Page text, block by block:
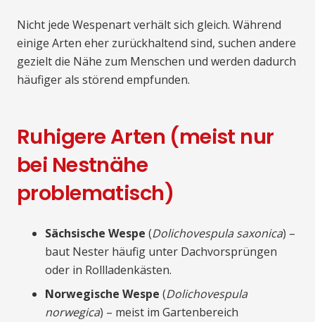
Nicht jede Wespenart verhält sich gleich. Während
einige Arten eher zurückhaltend sind, suchen andere
gezielt die Nähe zum Menschen und werden dadurch
häufiger als störend empfunden.
Ruhigere Arten (meist nur
bei Nestnähe
problematisch)
Sächsische Wespe (Dolichovespula saxonica) –
baut Nester häufig unter Dachvorsprüngen
oder in Rollladenkästen.
Norwegische Wespe (Dolichovespula
norwegica) – meist im Gartenbereich